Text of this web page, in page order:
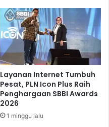
Layanan Internet Tumbuh
Pesat, PLN Icon Plus Raih
Penghargaan SBBI Awards
2026
1 minggu lalu